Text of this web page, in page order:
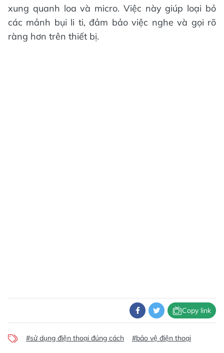
xung quanh loa và micro. Việc này giúp loại bỏ
các mảnh bụi li ti, đảm bảo việc nghe và gọi rõ
ràng hơn trên thiết bị.
Copy link
#sử dụng điện thoại đúng cách #bảo vệ điện thoại